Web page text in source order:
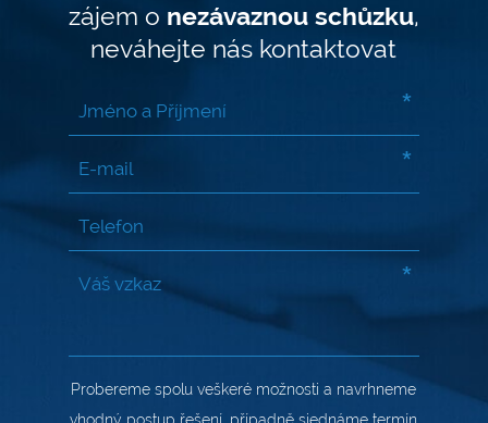
zájem o nezávaznou schůzku,
neváhejte nás kontaktovat
*
*
*
Probereme spolu veškeré možnosti a navrhneme